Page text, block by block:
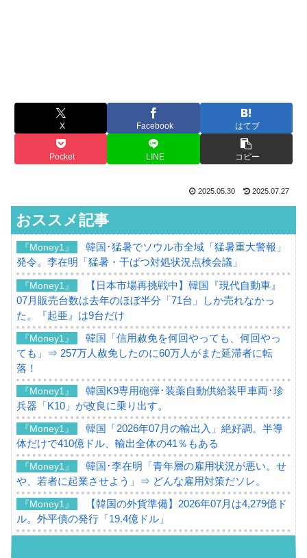
X Facebook はてブ
Pocket LINE コピー
2025.05.30 2025.07.27
おススメ記事
『Money1』
韓国･猛暑でソウル市全域「猛暑重大警報」
発令。李在明「猛暑・干ばつ対処状況点検会議」
『Money1』
【日本市場再挑戦中】韓国『現代自動車』
07月販売台数は去年のほぼ半分「71台」しか売れなかっ
た。『起亜』は9台だけ
『Money1』
韓国「信用赦免を何回やっても、何回やっ
ても」⇒ 257万人赦免したのに60万人がまた延滞者に転
落！
『Money1』
韓国K9専用砲弾･装薬自動供給装甲車両･珍
兵器「K10」が改良に乗り出す。
『Money1』
韓国「2026年07月の輸出入」絶好調。半導
体だけで410億ドル、輸出全体の41％もある
『Money1』
韓国･李在明「青年層の雇用状況が悪い。せ
や、若者に起業させよう」⇒ どんな雇用対策だソレ。
『Money1』
【韓国の外貨準備】2026年07月は4,279億ド
ル。外平債の発行「19.4億ドル」